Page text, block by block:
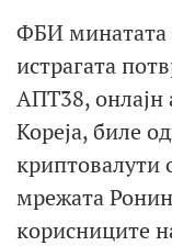
ФБИ минатата
истрагата
АПТ38, онлајн
Кореја, биле
криптовалути
мрежата
корисниците